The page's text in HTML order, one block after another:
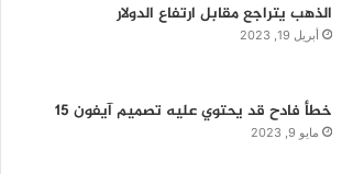
الذهب يتراجع مقابل ارتفاع الدولار
أبريل 19, 2023
خطأ فادح قد يحتوي عليه تصميم آيفون 15
مايو 9, 2023